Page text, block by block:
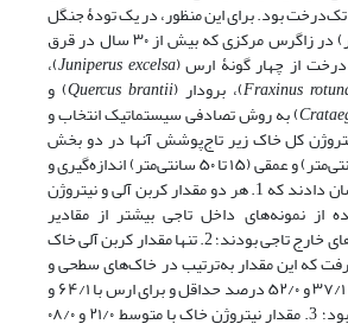
بود. برای این منظور، در یک تودۀ جنگل
آمیخته (چهارطاق کیار) در زاگرس مرکزی که بیش از ۳۰ سال در قرق
Juniperus excelsa)،
Fraxinus)، برودار ( Quercus brantii ) و
) به روش تصادفی سیستماتیک انتخاب و
کل خاک زیر تاج‌پوشش آنها در دو بخش
سطحی (صفر تا ۱۵ سانتی‌متر) و عمقی (۱۵ تا ۵۰ سانتی‌متر) اندازه‌گیری و
مقایسه شد. نتایج نشان دادند که 1. هر دو مقدار کربن آلی و نیتروژن
نمونه‌های داخل تاجی بیشتر از مقادیر
متناظرشان در نمونه‌های خارج تاجی بودند؛ 2. تنها مقدار کربن آلی خاک
که این مقدار به‌ترتیب در خاک‌های سطحی و
عمقی، برای زالزالک با ۳۷/۱ و ۵۲/۰ درصد حداقل و برای ارس با ۶۴/۱ و
۷۳/۰ درصد حداکثر بود؛ 3. مقدار نیتروژن خاک با متوسط ۲۱/۰ و ۰۸/۰